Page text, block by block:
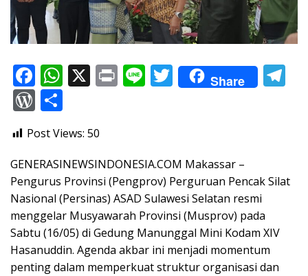
F
ac
e
b
o
o
k
W
s
A
p
p
X Pr Li T
w
Share
m
W
or
d
Pr
e
ss
ar
e
Post Views: 50
GENERASINEWSINDONESIA.COM Makassar –
Pengurus Provinsi (Pengprov) Perguruan Pencak Silat
Nasional (Persinas) ASAD Sulawesi Selatan resmi
menggelar Musyawarah Provinsi (Musprov) pada
Sabtu (16/05) di Gedung Manunggal Mini Kodam XIV
Hasanuddin. Agenda akbar ini menjadi momentum
penting dalam memperkuat struktur organisasi dan